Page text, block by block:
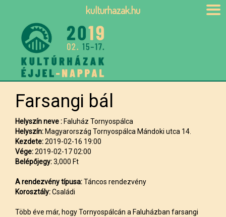
Farsangi bál
Helyszín neve : Faluház Tornyospálca
Helyszín: Magyarország Tornyospálca Mándoki utca 14.
Kezdete:2019-02-16 19:00
Vége:2019-02-17 02:00
Belépőjegy:3,000 Ft
A rendezvény típusa:Táncos rendezvény
Korosztály:Családi
Több éve már, hogy Tornyospálcán a Faluházban farsangi
kulturhazak.hu